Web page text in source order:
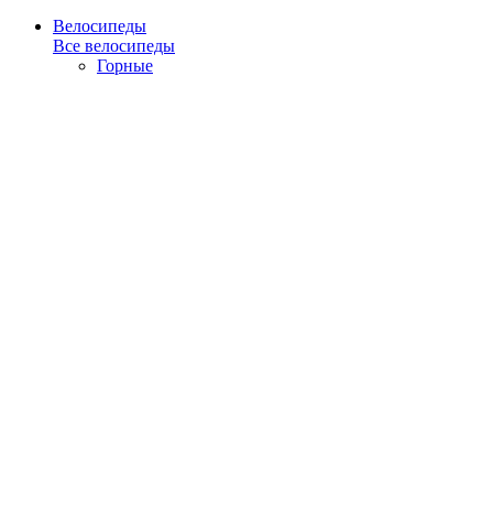
Велосипеды
Все велосипеды
Горные